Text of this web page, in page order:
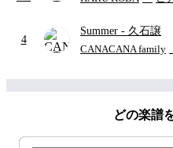
4
Summer - 久石譲
CANACANA family
どの楽譜